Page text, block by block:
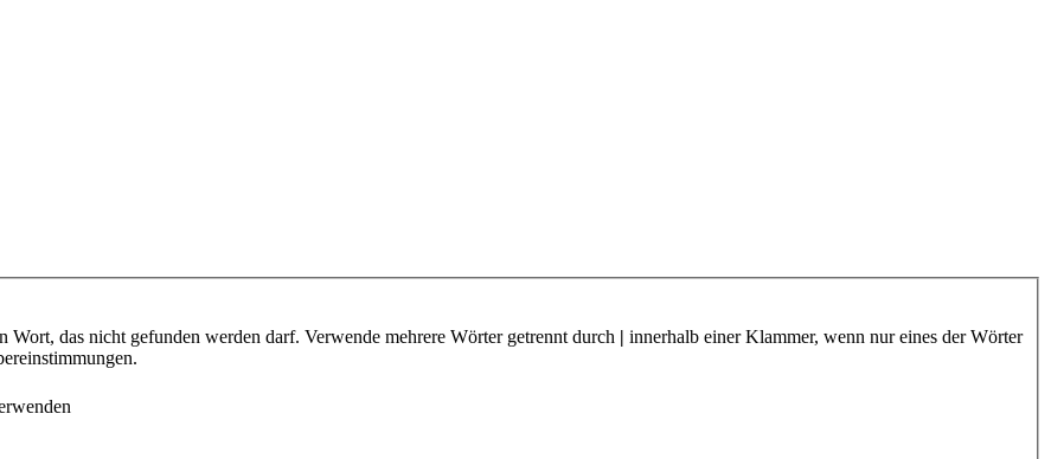
Wort, das nicht gefunden werden darf. Verwende mehrere Wörter getrennt durch | innerhalb einer Klammer, wenn nur eines der Wörter